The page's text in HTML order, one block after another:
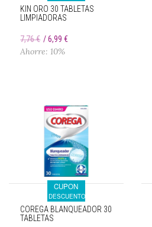
KIN ORO 30 TABLETAS
LIMPIADORAS
7,76 € 6,99 €
Ahorre: 10%
CUPON
DESCUENTO
COREGA BLANQUEADOR 30
TABLETAS